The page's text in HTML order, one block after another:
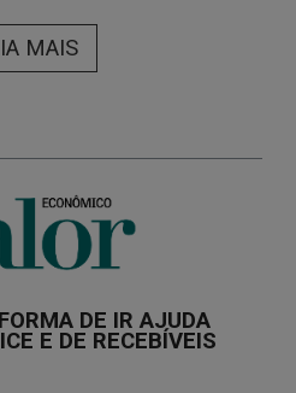
MAIS
DE IR AJUDA
E DE RECEBÍVEIS